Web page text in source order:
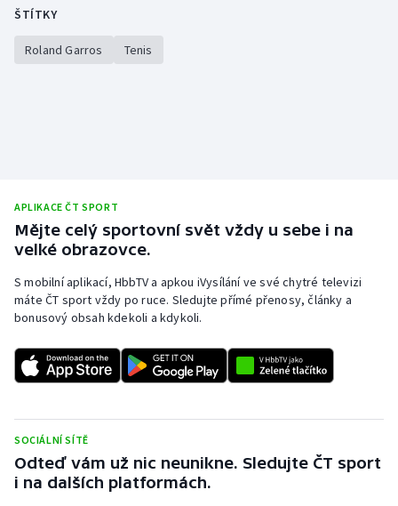
ŠTÍTKY
Roland Garros Tenis
APLIKACE ČT SPORT
Mějte celý sportovní svět vždy u sebe i na
velké obrazovce.
S mobilní aplikací, HbbTV a apkou iVysílání ve své chytré televizi
máte ČT sport vždy po ruce. Sledujte přímé přenosy, články a
bonusový obsah kdekoli a kdykoli.
SOCIÁLNÍ SÍTĚ
Odteď vám už nic neunikne. Sledujte ČT sport
i na dalších platformách.